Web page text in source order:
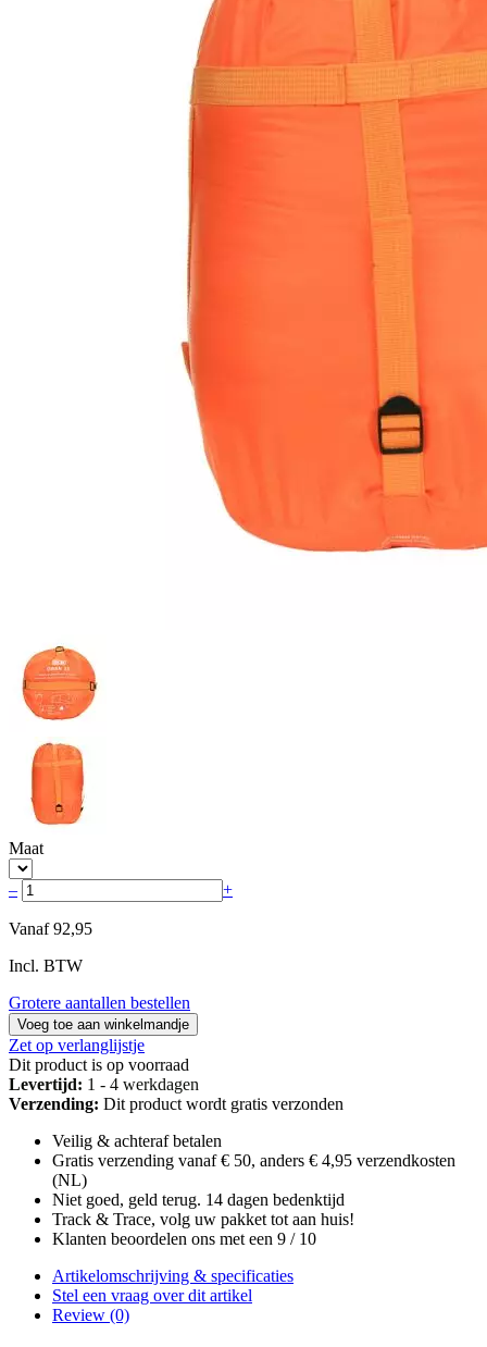
Maat
– +
Vanaf 92,95
Incl. BTW
Grotere aantallen bestellen
Voeg toe aan winkelmandje
Zet op verlanglijstje
Dit product is op voorraad
Levertijd: 1 - 4 werkdagen
Verzending: Dit product wordt gratis verzonden
Veilig & achteraf betalen
Gratis verzending vanaf € 50, anders € 4,95 verzendkosten
(NL)
Niet goed, geld terug. 14 dagen bedenktijd
Track & Trace, volg uw pakket tot aan huis!
Klanten beoordelen ons met een 9 / 10
Artikelomschrijving & specificaties
Stel een vraag over dit artikel
Review (0)